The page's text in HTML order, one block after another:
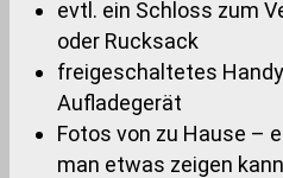
evtl. ein Schloss zum
oder Rucksack
freigeschaltetes
Aufladegerät
Fotos von zu Hause –
man etwas zeigen